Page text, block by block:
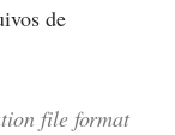
de
file format